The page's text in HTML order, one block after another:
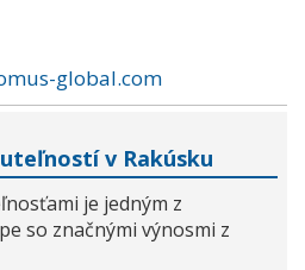
global.com
v Rakúsku
je jedným z
so značnými výnosmi z